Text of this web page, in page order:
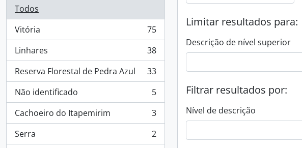
Todos
Vitória
, 75 resultados
75
Linhares
, 38 resultados
38
Reserva Florestal de Pedra Azul
, 33 resultados
33
Não identificado
, 5 resultados
5
Cachoeiro do Itapemirim
, 3 resultados
3
Serra
, 2 resultados
2
Limitar resultados para:
Descrição de nível superior
Filtrar resultados por:
Nível de descrição